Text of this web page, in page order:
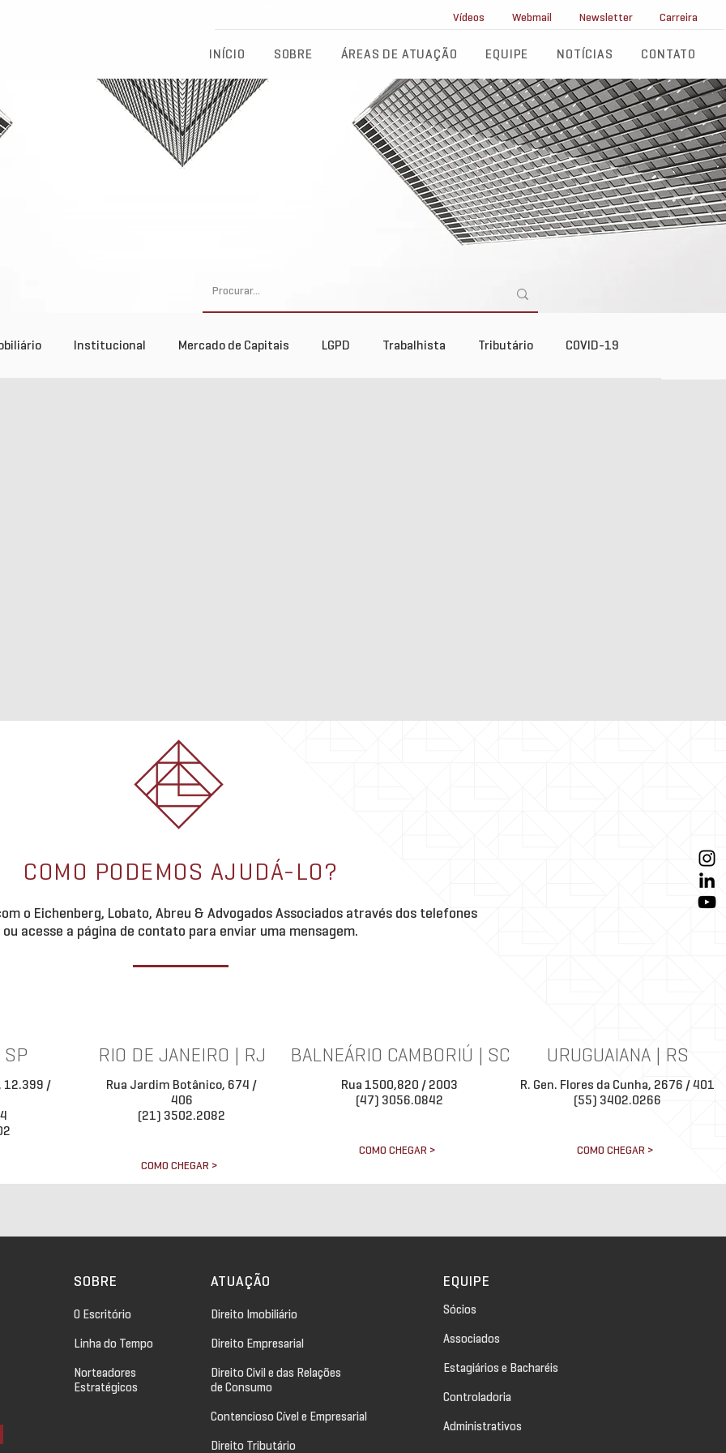
Vídeos Webmail Newsletter Carreira
INÍCIO SOBRE ÁREAS DE ATUAÇÃO EQUIPE NOTÍCIAS CONTATO
Institucional Mercado de Capitais LGPD Trabalhista Tributário COVID-19
SP
12.399 /
RIO DE JANEIRO | RJ
Rua Jardim Botânico, 674 /
406
(21) 3502.2082
COMO CHEGAR >
BALNEÁRIO CAMBORIÚ | SC
Rua 1500,820 / 2003
(47) 3056.0842
COMO CHEGAR >
URUGUAIANA | RS
R. Gen. Flores da Cunha, 2676 / 401
(55) 3402.0266
COMO CHEGAR >
COMO PODEMOS AJUDÁ-LO?
o Eichenberg, Lobato, Abreu & Advogados Associados através dos telefones
ou acesse a página de contato para enviar uma mensagem.
SOBRE
O Escritório
Linha do Tempo
Norteadores
Estratégicos
ATUAÇÃO
Direito Imobiliário
Direito Empresarial
Direito Civil e das Relações
de Consumo
Contencioso Cível e Empresarial
Direito Tributário
EQUIPE
Sócios
Associados
Estagiários e Bacharéis
Controladoria
Administrativos